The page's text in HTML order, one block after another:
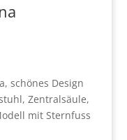
schönes Design
Zentralsäule,
mit Sternfuss